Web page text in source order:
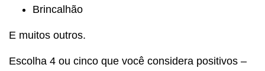
Brincalhão
E muitos outros.
Escolha 4 ou cinco que você considera positivos –